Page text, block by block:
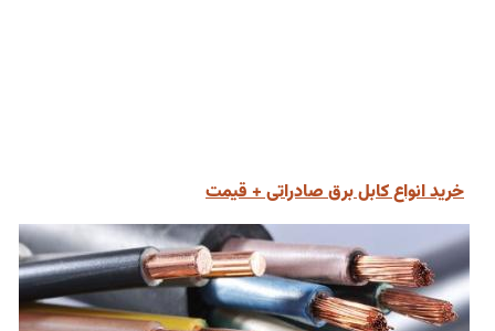
خرید انواع کابل برق صادراتی + قیمت